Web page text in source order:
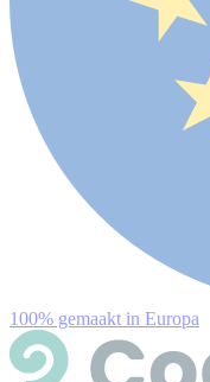
100% gemaakt in Europa